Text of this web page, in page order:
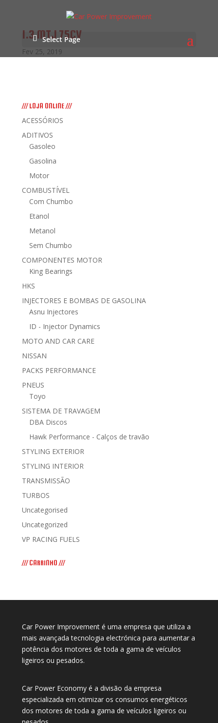
Select Page
1.3 MTJ 75CV
Fev 25, 2019
/// LOJA ONLINE ///
ACESSÓRIOS
ADITIVOS
Gasoleo
Gasolina
Motor
COMBUSTÍVEL
Com Chumbo
Etanol
Metanol
Sem Chumbo
COMPONENTES MOTOR
King Bearings
HKS
INJECTORES E BOMBAS DE GASOLINA
Asnu Injectores
ID - Injector Dynamics
MOTO AND CAR CARE
NISSAN
PACKS PERFORMANCE
PNEUS
Toyo
SISTEMA DE TRAVAGEM
DBA Discos
Hawk Performance - Calços de travão
STYLING EXTERIOR
STYLING INTERIOR
TRANSMISSÃO
TURBOS
Uncategorised
Uncategorized
VP RACING FUELS
/// CARRINHO ///
Car Power Improvement é uma empresa que utiliza a
mais avançada tecnologia electrónica para aumentar a
potência dos motores de toda a gama de veículos
ligeiros ou pesados.
Car Power Economy é a divisão da empresa
especializada em otimizar os consumos energéticos
dos motores de toda a gama de veículos ligeiros ou